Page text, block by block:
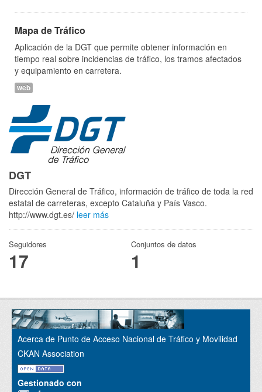
Mapa de Tráfico
Aplicación de la DGT que permite obtener información en
tiempo real sobre incidencias de tráfico, los tramos afectados
y equipamiento en carretera.
web
DGT
Dirección General de Tráfico, información de tráfico de toda la red
estatal de carreteras, excepto Cataluña y País Vasco.
http://www.dgt.es/ leer más
Seguidores
17
Conjuntos de datos
1
Acerca de Punto de Acceso Nacional de Tráfico y Movilidad
CKAN Association
Gestionado con